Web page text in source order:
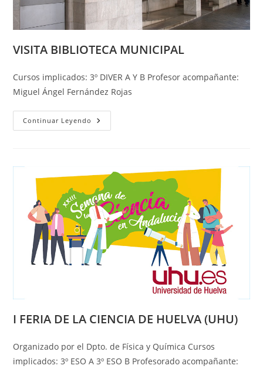
VISITA BIBLIOTECA MUNICIPAL
Cursos implicados: 3º DIVER A Y B Profesor acompañante:
Miguel Ángel Fernández Rojas
Continuar Leyendo VISITA
BIBLIOTECA
I FERIA DE LA CIENCIA DE HUELVA (UHU)
Organizado por el Dpto. de Física y Química Cursos
implicados: 3º ESO A 3º ESO B Profesorado acompañante: